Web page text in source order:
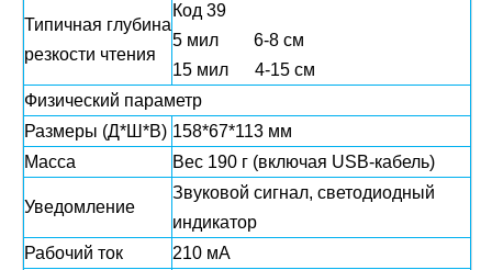
Типичная глубина
резкости чтения
Код 39
5 мил 6-8 см
15 мил 4-15 см
Физический параметр
Размеры (Д*Ш*В) 158*67*113 мм
Масса
Вес 190 г (включая USB-кабель)
Уведомление
Звуковой сигнал, светодиодный
индикатор
Рабочий ток
210 мА